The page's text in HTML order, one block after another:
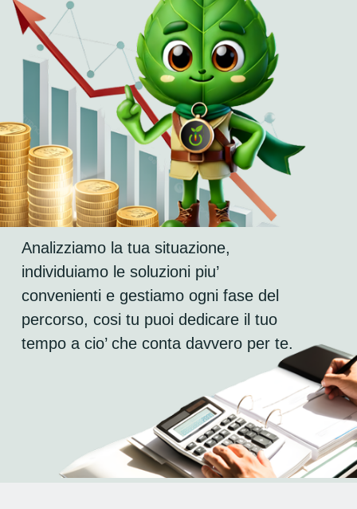
Analizziamo la tua situazione,
individuiamo le soluzioni piu’
convenienti e gestiamo ogni fase del
percorso, cosi tu puoi dedicare il tuo
tempo a cio’ che conta davvero per te.